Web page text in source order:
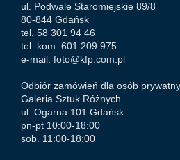
ul. Podwale Staromiejskie 89/8
80-844 Gdańsk
tel. 58 301 94 46
tel. kom. 601 209 975
e-mail: foto@kfp.com.pl
Odbiór zamówień dla osób
Galeria Sztuk Różnych
ul. Ogarna 101 Gdańsk
pn-pt 10:00-18:00
sob. 11:00-18:00